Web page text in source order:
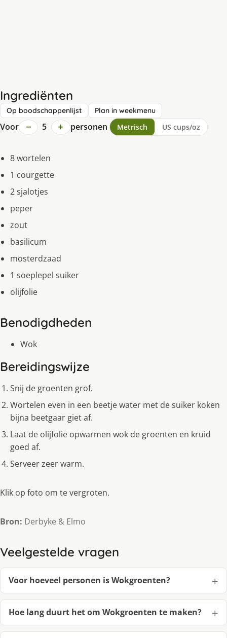
Ingrediënten
Op boodschappenlijst Plan in weekmenu
Voor − 5 + personen Metrisch US cups/oz
8 wortelen
1 courgette
2 sjalotjes
peper
zout
basilicum
mosterdzaad
1 soeplepel suiker
olijfolie
Benodigdheden
Wok
Bereidingswijze
Snij de groenten grof.
Wortelen even in een beetje water met de suiker koken
bijna beetgaar giet af.
Laat de olijfolie opwarmen wok de groenten en kruid
goed af.
Serveer zeer warm.
Klik op foto om te vergroten.
Bron: Derbyke & Elmo
Veelgestelde vragen
Voor hoeveel personen is Wokgroenten?
Hoe lang duurt het om Wokgroenten te maken?